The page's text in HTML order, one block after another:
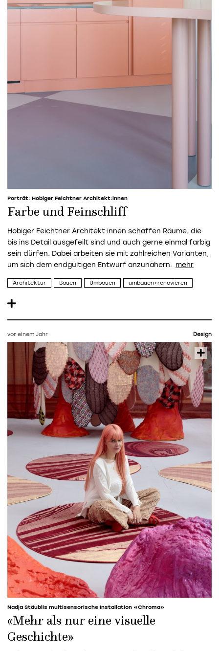
Porträt: Hobiger Feichtner Architekt:innen
Farbe und Feinschliff
Hobiger Feichtner Architekt:innen schaffen Räume, die
bis ins Detail ausgefeilt sind und auch gerne einmal farbig
sein dürfen. Dabei arbeiten sie mit zahlreichen Varianten,
um sich dem endgültigen Entwurf anzunähern.
Architektur Bauen Umbauen umbauen+renovieren
vor einem Jahr Design
Nadja Stäublis multisensorische Installation «Chroma»
«Mehr als nur eine visuelle
Geschichte»